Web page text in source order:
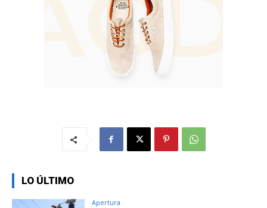
LO ÚLTIMO
Apertura